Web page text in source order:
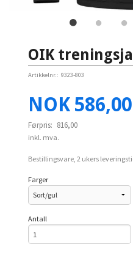
OIK
Artikkelnr.: 9323-803
Tilbud
NOK 586,00
Førpris: 816,00
inkl. mva.
Bestillingsvare, 2 ukers
Farger
Antall